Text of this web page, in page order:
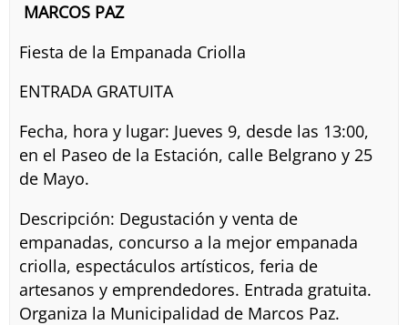
MARCOS PAZ
Fiesta de la Empanada Criolla
ENTRADA GRATUITA
Fecha, hora y lugar: Jueves 9, desde las 13:00,
en el Paseo de la Estación, calle Belgrano y 25
de Mayo.
Descripción: Degustación y venta de
empanadas, concurso a la mejor empanada
criolla, espectáculos artísticos, feria de
artesanos y emprendedores. Entrada gratuita.
Organiza la Municipalidad de Marcos Paz.